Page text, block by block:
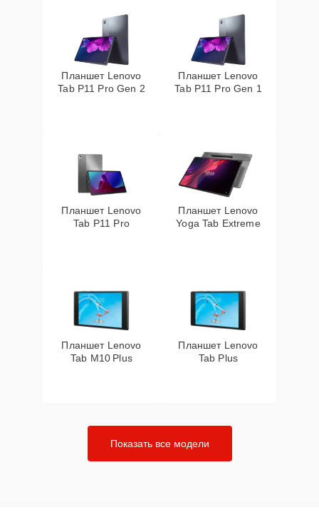
Планшет Lenovo
Tab P11 Pro Gen 2
Планшет Lenovo
Tab P11 Pro Gen 1
Планшет Lenovo
Tab P11 Pro
Планшет Lenovo
Yoga Tab Extreme
Планшет Lenovo
Tab M10 Plus
Планшет Lenovo
Tab Plus
Показать все модели